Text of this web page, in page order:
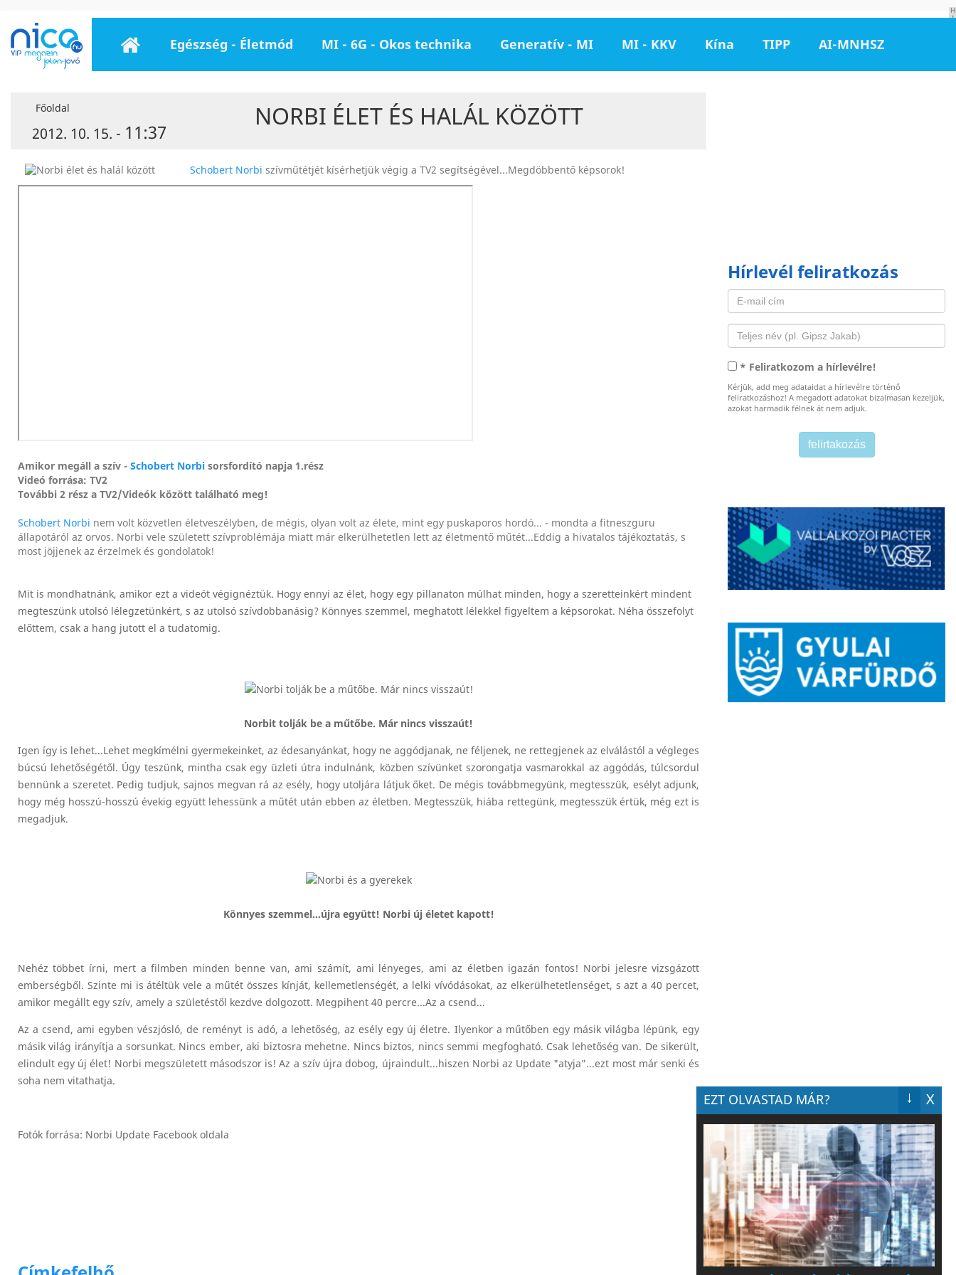
H
I
Egészség - Életmód MI - 6G - Okos technika Generatív - MI MI - KKV Kína TIPP AI-MNHSZ
Főoldal
2012. 10. 15. - 11:37 NORBI ÉLET ÉS HALÁL KÖZÖTT
Schobert Norbi szívműtétjét kísérhetjük végig a TV2 segítségével...Megdöbbentő képsorok!
Amikor megáll a szív -Schobert Norbisorsfordító napja 1.rész
Videó forrása: TV2
További 2 rész a TV2/Videók között található meg!
Schobert Norbi nem volt közvetlen életveszélyben, de mégis, olyan volt az élete, mint egy puskaporos hordó... - mondta a fitneszguru
állapotáról az orvos. Norbi vele született szívproblémája miatt már elkerülhetetlen lett az életmentő műtét...Eddig a hivatalos tájékoztatás, s
most jöjjenek az érzelmek és gondolatok!
Mit is mondhatnánk, amikor ezt a videót végignéztük. Hogy ennyi az élet, hogy egy pillanaton múlhat minden, hogy a szeretteinkért mindent
megteszünk utolsó lélegzetünkért, s az utolsó szívdobbanásig? Könnyes szemmel, meghatott lélekkel figyeltem a képsorokat. Néha összefolyt
előttem, csak a hang jutott el a tudatomig.
Norbit tolják be a műtőbe. Már nincs visszaút!
Igen így is lehet...Lehet megkímélni gyermekeinket, az édesanyánkat, hogy ne aggódjanak, ne féljenek, ne rettegjenek az elválástól a végleges
búcsú lehetőségétől. Úgy teszünk, mintha csak egy üzleti útra indulnánk, közben szívünket szorongatja vasmarokkal az aggódás, túlcsordul
bennünk a szeretet. Pedig tudjuk, sajnos megvan rá az esély, hogy utoljára látjuk őket. De mégis továbbmegyünk, megtesszük, esélyt adjunk,
hogy még hosszú-hosszú évekig együtt lehessünk a műtét után ebben az életben. Megtesszük, hiába rettegünk, megtesszük értük, még ezt is
megadjuk.
Könnyes szemmel...újra együtt! Norbi új életet kapott!
Nehéz többet írni, mert a filmben minden benne van, ami számít, ami lényeges, ami az életben igazán fontos! Norbi jelesre vizsgázott
emberségből. Szinte mi is átéltük vele a műtét összes kínját, kellemetlenségét, a lelki vívódásokat, az elkerülhetetlenséget, s azt a 40 percet,
amikor megállt egy szív, amely a születéstől kezdve dolgozott. Megpihent 40 percre...Az a csend...
Az a csend, ami egyben vészjósló, de reményt is adó, a lehetőség, az esély egy új életre. Ilyenkor a műtőben egy másik világba lépünk, egy
másik világ irányítja a sorsunkat. Nincs ember, aki biztosra mehetne. Nincs biztos, nincs semmi megfogható. Csak lehetőség van. De sikerült,
elindult egy új élet! Norbi megszületett másodszor is! Az a szív újra dobog, újraindult...hiszen Norbi az Update "atyja"...ezt most már senki és
soha nem vitathatja.
Fotók forrása: Norbi Update Facebook oldala
Hírlevél feliratkozás
* Feliratkozom a hírlevélre!
Kérjük, add meg adataidat a hírlevélre történő
feliratkozáshoz! A megadott adatokat bizalmasan kezeljük,
azokat harmadik félnek át nem adjuk.
EZT OLVASTAD MÁR? X
↓